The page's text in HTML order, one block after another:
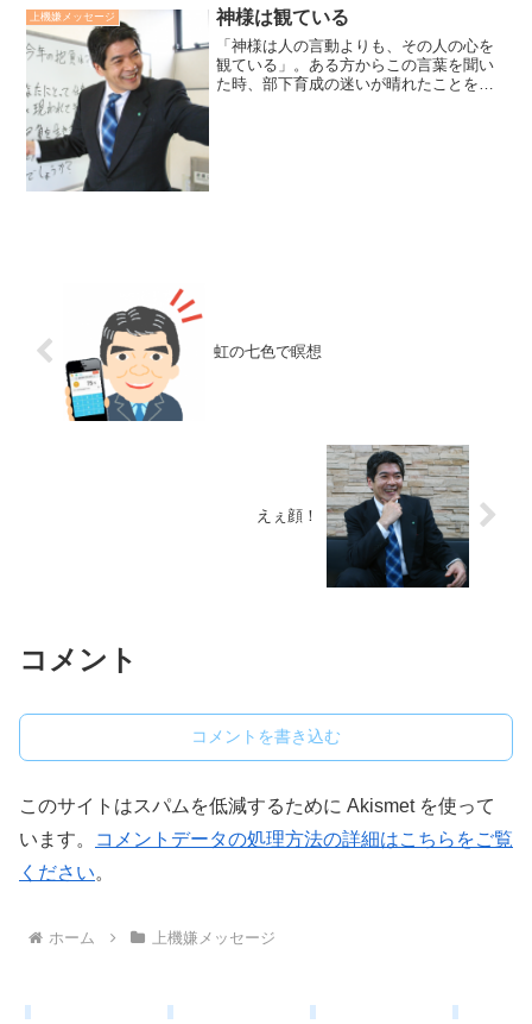
上機嫌メッセージ 神様は観ている
「神様は人の言動よりも、その人の心を
観ている」。ある方からこの言葉を聞い
た時、部下育成の迷いが晴れたことを思
虹の七色で瞑想
えぇ顔！
コメント
コメントを書き込む
このサイトはスパムを低減するために Akismet を使って
います。
コメントデータの処理方法の詳細はこちらをご覧
ください。
ホーム 上機嫌メッセージ